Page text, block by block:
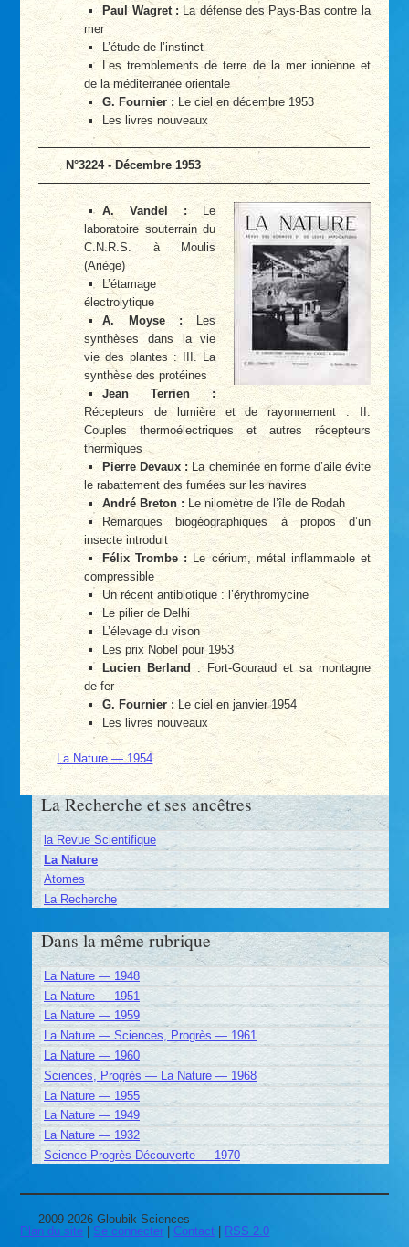
Paul Wagret : La défense des Pays-Bas contre la
mer
L’étude de l’instinct
Les tremblements de terre de la mer ionienne et
de la méditerranée orientale
G. Fournier :Le ciel en décembre 1953
Les livres nouveaux
N°3224 - Décembre 1953
A. Vandel :Le
laboratoire souterrain du
C.N.R.S. à Moulis
(Ariège)
L’étamage
électrolytique
A. Moyse : Les
synthèses dans la vie
vie des plantes : III. La
synthèse des protéines
Jean Terrien :
Récepteurs de lumière et de rayonnement : II.
Couples thermoélectriques et autres récepteurs
thermiques
Pierre Devaux : La cheminée en forme d’aile évite
le rabattement des fumées sur les navires
André Breton : Le nilomètre de l’île de Rodah
Remarques biogéographiques à propos d’un
insecte introduit
Félix Trombe : Le cérium, métal inflammable et
compressible
Un récent antibiotique : l’érythromycine
Le pilier de Delhi
L’élevage du vison
Les prix Nobel pour 1953
Lucien Berland
: Fort-Gouraud et sa montagne
de fer
G. Fournier :Le ciel en janvier 1954
Les livres nouveaux
La Nature — 1954
La Recherche et ses ancêtres
la Revue Scientifique
La Nature
Atomes
La Recherche
Dans la même rubrique
La Nature — 1948
La Nature — 1951
La Nature — 1959
La Nature — Sciences, Progrès — 1961
La Nature — 1960
Sciences, Progrès — La Nature — 1968
La Nature — 1955
La Nature — 1949
La Nature — 1932
Science Progrès Découverte — 1970
2009-2026 Gloubik Sciences
Plan du site | Se connecter | Contact | RSS 2.0